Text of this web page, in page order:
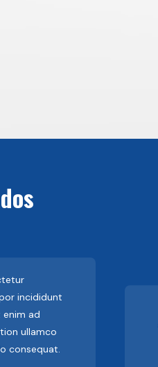
incididunt
ad
ullamco
consequat.